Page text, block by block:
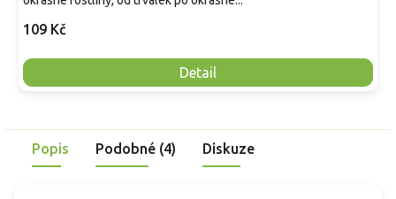
109 Kč
Detail
Popis Podobné (4) Diskuze